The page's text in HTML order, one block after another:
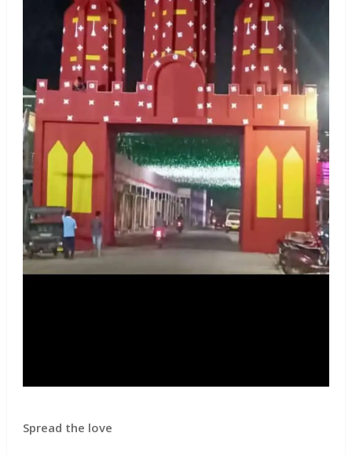
Spread the love